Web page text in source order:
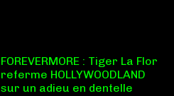
FOREVERMORE : Tiger La Flor
referme HOLLYWOODLAND
sur un adieu en dentelle